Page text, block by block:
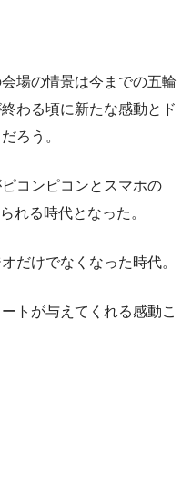
場の情景は今までの五輪
わる頃に新たな感動とド
ろう。
コンピコンとスマホの
れる時代となった。
だけでなくなった時代。
トが与えてくれる感動こ